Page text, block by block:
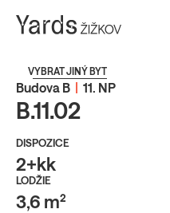
VYBRAT JINÝ BYT
Budova B | 11. NP
B.11.02
DISPOZICE
2+kk
LODŽIE
3,6 m²